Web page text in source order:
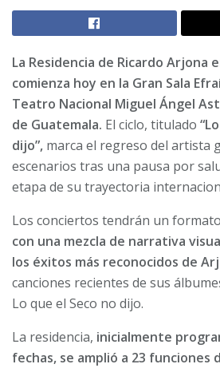
La Residencia de Ricardo Arjona
comienza hoy en la Gran Sala
Teatro Nacional Miguel Ángel
de Guatemala. El ciclo, titulado
dijo”, marca el regreso del artista
escenarios tras una pausa por
etapa de su trayectoria
Los conciertos tendrán un formato
con una mezcla de narrativa
los éxitos más reconocidos de
canciones recientes de sus
Lo que el Seco no dijo.
La residencia, inicialmente
fechas, se amplió a 23 funciones